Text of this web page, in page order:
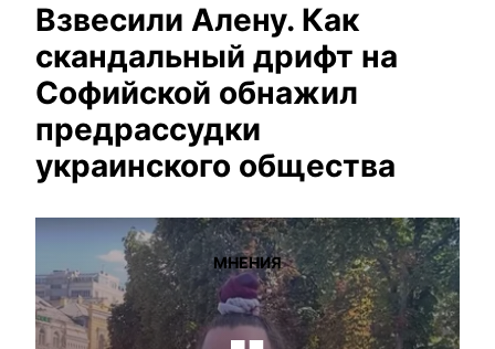
Взвесили Алену. Как
скандальный дрифт на
Софийской обнажил
предрассудки
украинского общества
МНЕНИЯ